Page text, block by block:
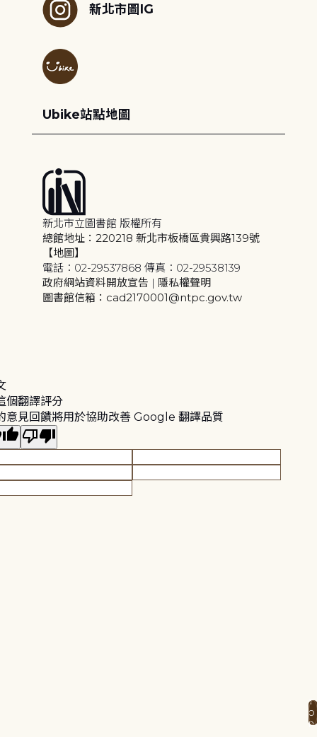
新北市圖IG
Ubike站點地圖
新北市立圖書館 版權所有
總館地址：220218 新北市板橋區貴興路139號
【地圖】
電話：02-29537868 傳真：02-29538139
政府網站資料開放宣告 | 隱私權聲明
圖書館信箱：cad2170001@ntpc.gov.tw
個翻譯評分
意見回饋將用於協助改善 Google 翻譯品質